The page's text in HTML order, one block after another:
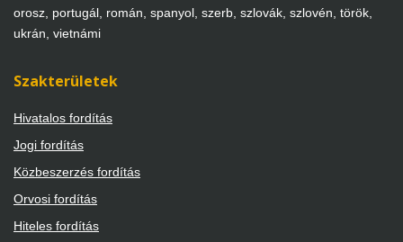
orosz, portugál, román, spanyol, szerb, szlovák, szlovén, török,
ukrán, vietnámi
Szakterületek
Hivatalos fordítás
Jogi fordítás
Közbeszerzés fordítás
Orvosi fordítás
Hiteles fordítás